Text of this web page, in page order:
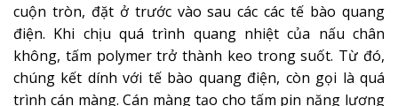
cuộn tròn, đặt ở trước vào sau các các tế bào quang
điện. Khi chịu quá trình quang nhiệt của nấu chân
không, tấm polymer trở thành keo trong suốt. Từ đó,
chúng kết dính với tế bào quang điện, còn gọi là quá
trình cán màng. Cán màng tạo cho tấm pin năng lượng